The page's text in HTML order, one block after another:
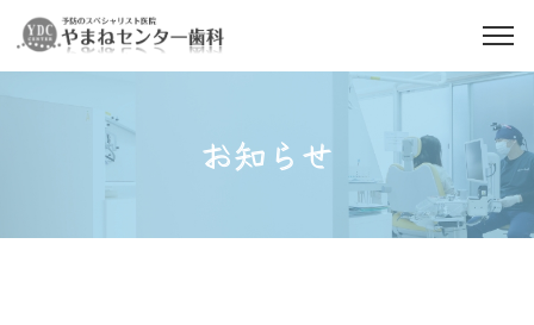
お知らせ